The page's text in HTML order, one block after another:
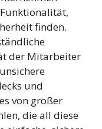
finden.
der Mitarbeiter
und
von großer
die all diese